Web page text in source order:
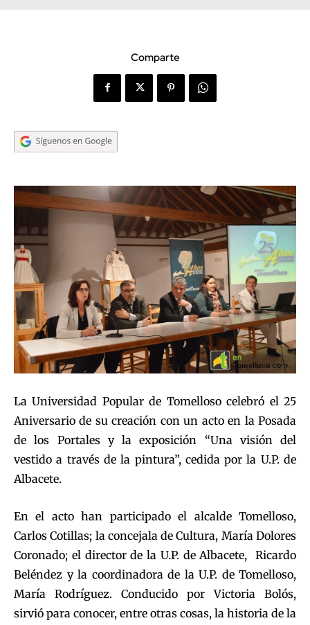
Comparte
La Universidad Popular de Tomelloso celebró el 25
Aniversario de su creación con un acto en la Posada
de los Portales y la exposición “Una visión del
vestido a través de la pintura”, cedida por la U.P. de
Albacete.
En el acto han participado el alcalde Tomelloso,
Carlos Cotillas; la concejala de Cultura, María Dolores
Coronado; el director de la U.P. de Albacete, Ricardo
Beléndez y la coordinadora de la U.P. de Tomelloso,
María Rodríguez. Conducido por Victoria Bolós,
sirvió para conocer, entre otras cosas, la historia de la